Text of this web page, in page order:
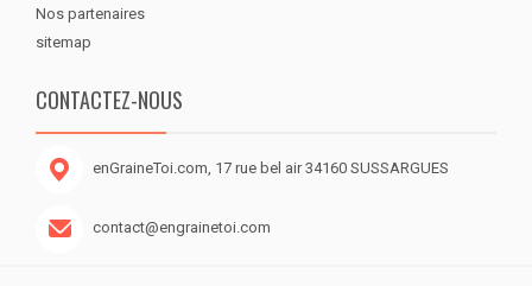
Nos partenaires
sitemap
CONTACTEZ-NOUS
enGraineToi.com, 17 rue bel air 34160 SUSSARGUES
contact@engrainetoi.com